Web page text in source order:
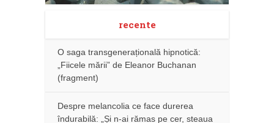
recente
O saga transgenerațională hipnotică:
„Fiicele mării” de Eleanor Buchanan
(fragment)
Despre melancolia ce face durerea
îndurabilă: „Și n-ai rămas pe cer, steaua